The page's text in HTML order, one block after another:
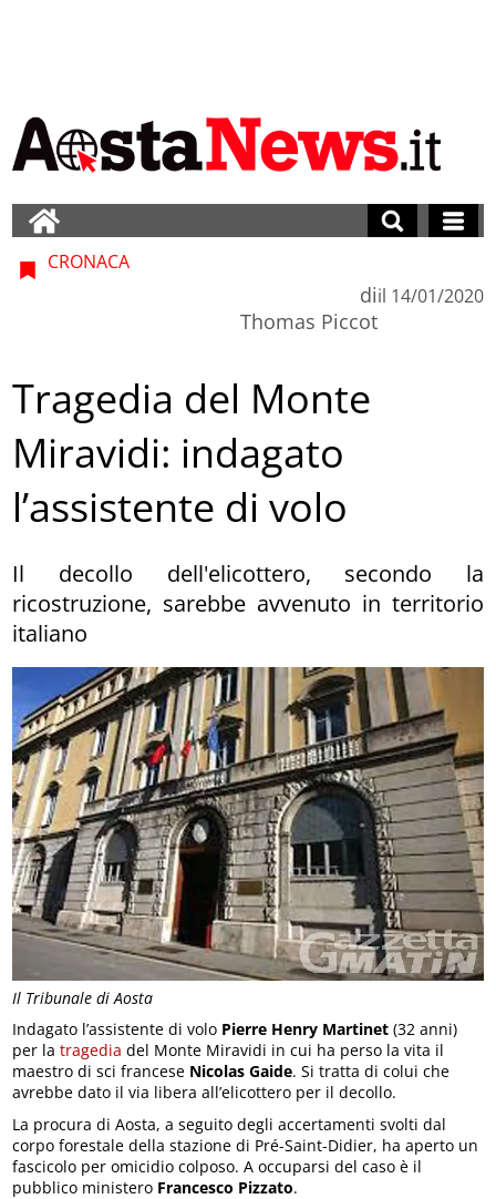
Il Tribunale di Aosta
CRONACA
di
Thomas Piccot
il 14/01/2020
Tragedia del Monte
Miravidi: indagato
l’assistente di volo
Il decollo dell'elicottero, secondo la
ricostruzione, sarebbe avvenuto in territorio
italiano
Indagato l’assistente di volo Pierre Henry Martinet (32 anni)
per latragedia del Monte Miravidi in cui ha perso la vita il
maestro di sci francese Nicolas Gaide. Si tratta di colui che
avrebbe dato il via libera all’elicottero per il decollo.
La procura di Aosta, a seguito degli accertamenti svolti dal
corpo forestale della stazione di Pré-Saint-Didier, ha aperto un
fascicolo per omicidio colposo. A occuparsi del caso è il
pubblico ministero Francesco Pizzato.